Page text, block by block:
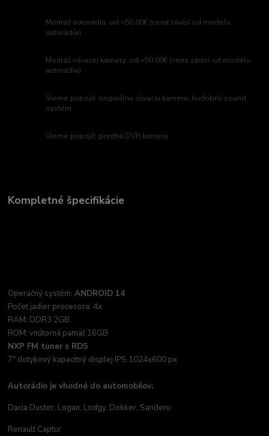
Montáž autorádia: od =50,00€ (cena závisí od modelu
autorádia)
Montáž cúvacej kamery: od =50,00€ (cena závisí od modelu
autorádia)
Vieme pripojiť: originálnu cúvaciu kameru, hudobný sound
systém
Vieme pripojiť: prednú DVR kameru
Kompletné špecifikácie
Operačný systém:ANDROID 14
Počet jadier procesora: 4x
RAM: DDR3 2GB
ROM: vnútorná pamäť 16GB
NXP FM tuner s RDS
7" dotykový kapacitný displej IPS 1024x600 px
Autorádio je vhodné do automobilov:
Dacia Duster, Logan, Lodgy, Dokker, Sandero
Renault Captur